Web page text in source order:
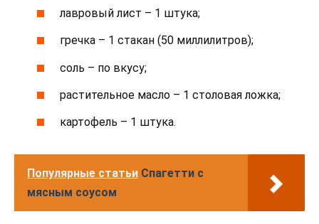
лавровый лист – 1 штука;
гречка – 1 стакан (50 миллилитров);
соль – по вкусу;
растительное масло – 1 столовая ложка;
картофель – 1 штука.
Популярные статьи Спагетти с
мясным соусом